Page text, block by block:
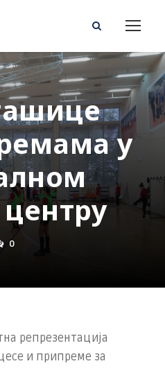
у
0
репрезентација
и припреме за